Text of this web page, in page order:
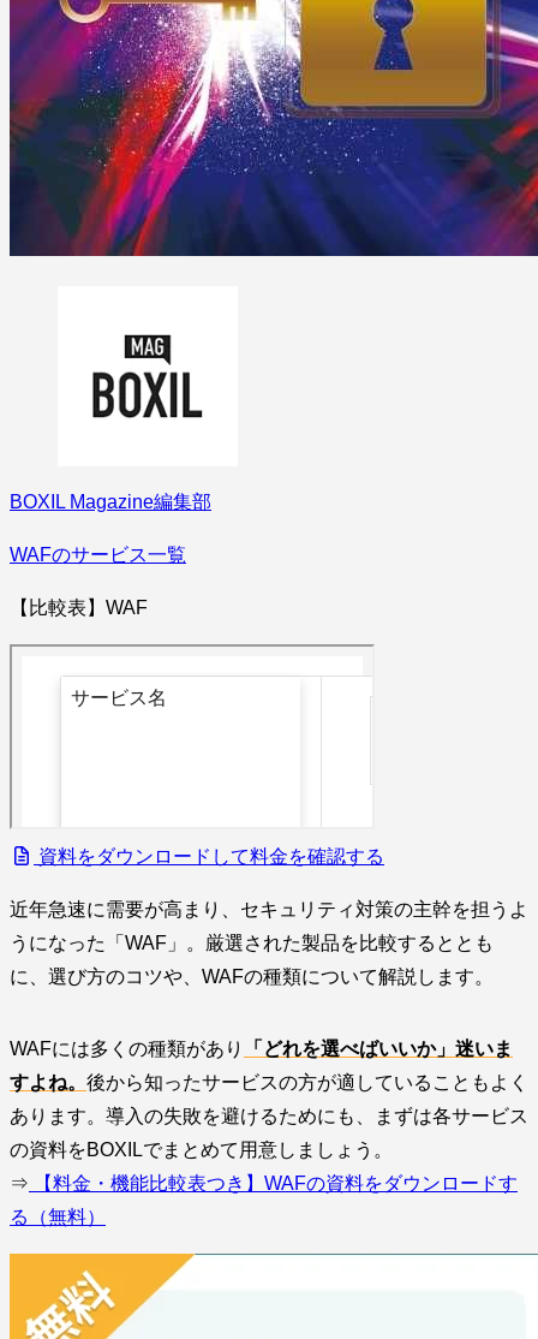
BOXIL Magazine編集部
WAFのサービス一覧
【比較表】WAF
資料をダウンロードして料金を確認する
近年急速に需要が高まり、セキュリティ対策の主幹を担うよ
うになった「WAF」。厳選された製品を比較するととも
に、選び方のコツや、WAFの種類について解説します。
WAFには多くの種類があり
「どれを選べばいいか」迷いま
すよね。 後から知ったサービスの方が適していることもよく
あります。導入の失敗を避けるためにも、まずは各サービス
の資料をBOXILでまとめて用意しましょう。
⇒ 【料金・機能比較表つき】WAFの資料をダウンロードす
る（無料）